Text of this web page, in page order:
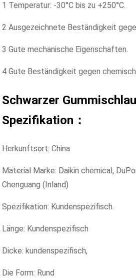
1 Temperatur: -30°C bis zu +250°C.
2 Ausgezeichnete Beständigkeit
3 Gute mechanische Eigenschaften.
4 Gute Beständigkeit gegen
Schwarzer
Spezifikation：
Herkunftsort: China
Material Marke: Daikin chemical,
Chenguang (Inland)
Spezifikation: Kundenspezifisch.
Länge: Kundenspezifisch
Dicke: kundenspezifisch,
Die Form: Rund